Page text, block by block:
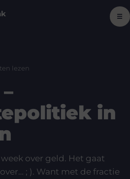
☰
lezen
in
over geld. Het gaat
; ). Want met de fractie